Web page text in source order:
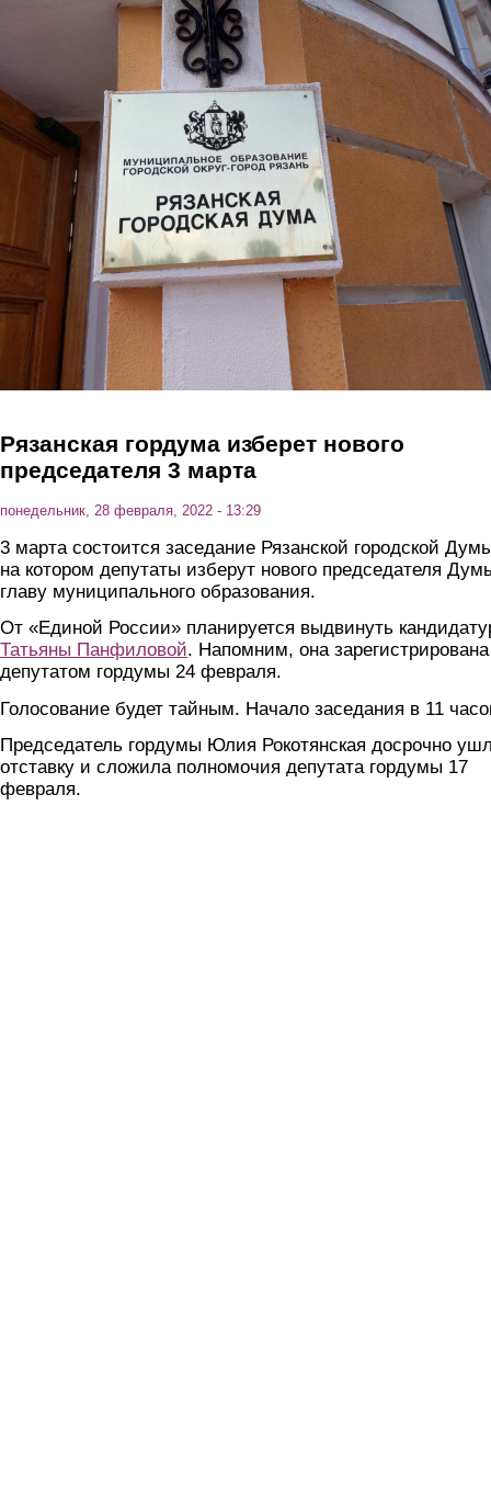
Перейти к основному содержанию
Рязанская гордума изберет нового
председателя 3 марта
понедельник, 28 февраля, 2022 - 13:29
3 марта состоится заседание Рязанской городской
на котором депутаты изберут нового председателя
главу муниципального образования.
От «Единой России» планируется выдвинуть
Татьяны Панфиловой. Напомним, она зарегистрирована
депутатом гордумы 24 февраля.
Голосование будет тайным. Начало заседания в 11
Председатель гордумы Юлия Рокотянская досрочно
отставку и сложила полномочия депутата гордумы 17
февраля.